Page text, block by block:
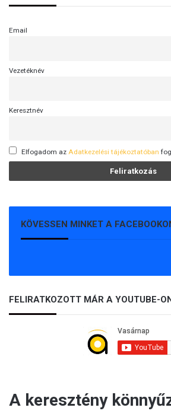
Email
Vezetéknév
Keresztnév
Elfogadom az Adatkezelési tájékoztatóban
KÖVESSEN MINKET A
FELIRATKOZOTT MÁR A YOUTUBE-